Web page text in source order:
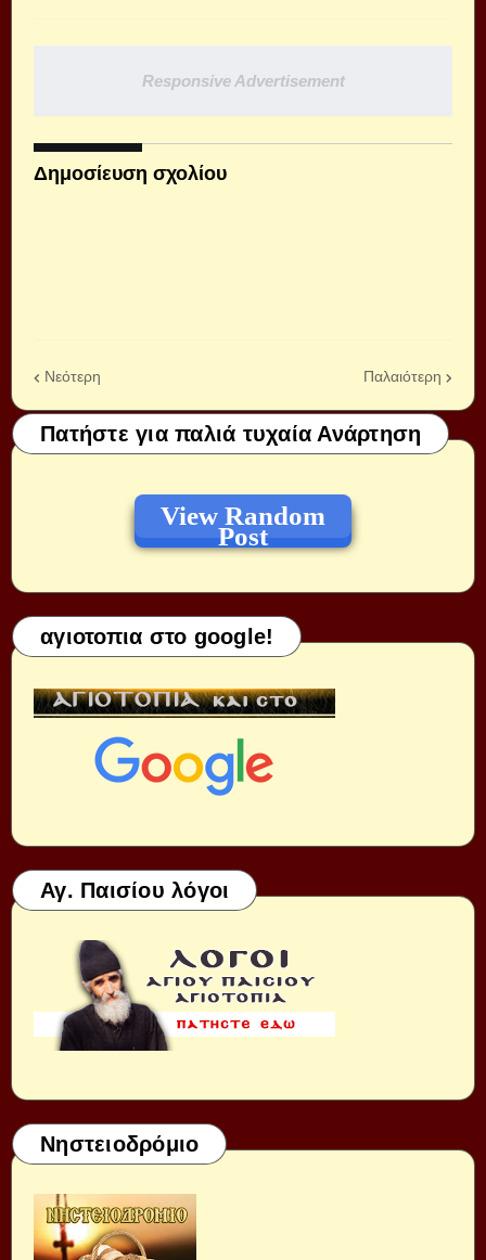
Responsive Advertisement
Δημοσίευση σχολίου
Νεότερη Παλαιότερη
Πατήστε για παλιά τυχαία Ανάρτηση
View Random
Post
αγιοτοπια στο google!
Αγ. Παισίου λόγοι
Νηστειοδρόμιο